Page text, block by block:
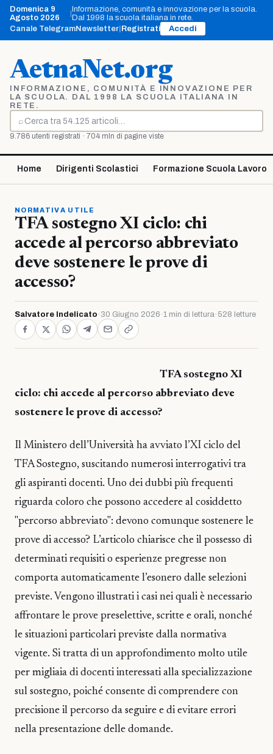
Vai
contenuto
Domenica 9
Agosto 2026
|Informazione, comunità e innovazione per la scuola.
Dal 1998 la scuola italiana in rete.
Canale TelegramNewsletter Registrati Accedi
AetnaNet.org
INFORMAZIONE, COMUNITÀ E INNOVAZIONE PER
LA SCUOLA. DAL 1998 LA SCUOLA ITALIANA IN
RETE.
⌕
Cerca
9.786 utenti registrati · 704 mln di pagine viste
Home Dirigenti Scolastici Formazione Scuola Lavoro
NORMATIVA UTILE
TFA sostegno XI ciclo: chi
accede al percorso abbreviato
deve sostenere le prove di
accesso?
Salvatore Indelicato · 30 Giugno 2026 ·1 min di lettura· 528 letture
TFA sostegno XI
ciclo: chi accede al percorso abbreviato deve
sostenere le prove di accesso?
Il Ministero dell’Università ha avviato l’XI ciclo del
TFA Sostegno, suscitando numerosi interrogativi tra
gli aspiranti docenti. Uno dei dubbi più frequenti
riguarda coloro che possono accedere al cosiddetto
"percorso abbreviato": devono comunque sostenere le
prove di accesso? L’articolo chiarisce che il possesso di
determinati requisiti o esperienze pregresse non
comporta automaticamente l’esonero dalle selezioni
previste. Vengono illustrati i casi nei quali è necessario
affrontare le prove preselettive, scritte e orali, nonché
le situazioni particolari previste dalla normativa
vigente. Si tratta di un approfondimento molto utile
per migliaia di docenti interessati alla specializzazione
sul sostegno, poiché consente di comprendere con
precisione il percorso da seguire e di evitare errori
nella presentazione delle domande.